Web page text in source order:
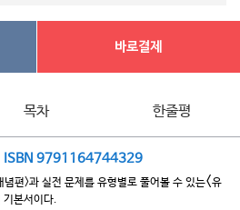
바로결제
목차 한줄평
ISBN 9791164744329
편>과 실전 문제를 유형별로 풀어볼 수 있는<유
기본서이다.